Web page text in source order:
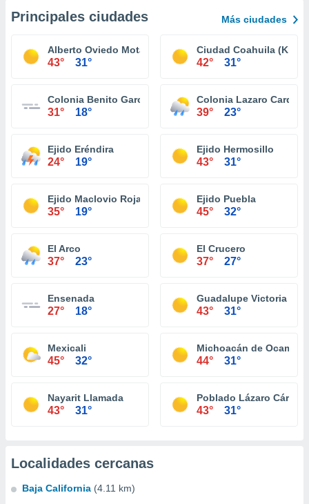
Principales ciudades Más ciudades
Alberto Oviedo Mota (Reacomodo)
43° 31°
Ciudad Coahuila (Km.
42° 31°
Colonia Benito García (El Zorrillo)
31° 18°
Colonia Lazaro
39° 23°
Ejido Eréndira
24° 19°
Ejido Hermosillo
43° 31°
Ejido Maclovio Rojas
35° 19°
Ejido Puebla
45° 32°
El Arco
37° 23°
El Crucero
37° 27°
Ensenada
27° 18°
Guadalupe Victoria
43° 31°
Mexicali
45° 32°
Michoacán de Ocampo
44° 31°
Nayarit Llamada
43° 31°
Poblado Lázaro
43° 31°
Localidades cercanas
Baja California (4.11 km)